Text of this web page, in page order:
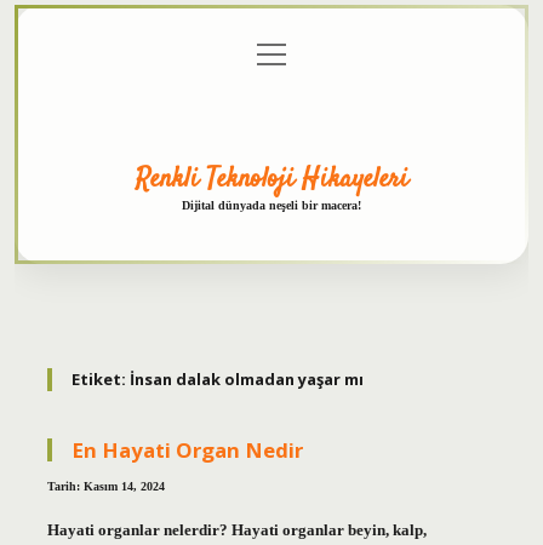
menüyü
aç
Renkli Teknoloji Hikayeleri
Dijital dünyada neşeli bir macera!
Etiket: İnsan dalak olmadan yaşar mı
En Hayati Organ Nedir
Tarih: Kasım 14, 2024
Hayati organlar nelerdir? Hayati organlar beyin, kalp,